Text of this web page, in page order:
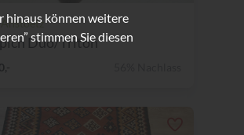
Duo/Triton
hinaus können weitere
stimmen Sie diesen